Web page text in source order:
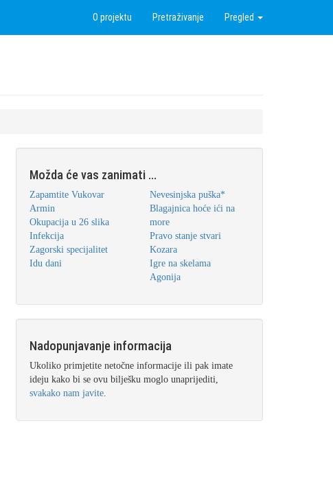
O projektu Pretraživanje Pregled
Možda će vas zanimati ...
Zapamtite Vukovar
Armin
Okupacija u 26 slika
Infekcija
Zagorski specijalitet
Idu dani
Nevesinjska puška*
Blagajnica hoće ići na
more
Pravo stanje stvari
Kozara
Igre na skelama
Agonija
Nadopunjavanje informacija
Ukoliko primjetite netočne informacije ili pak imate
ideju kako bi se ovu bilješku moglo unaprijediti,
svakako nam javite.